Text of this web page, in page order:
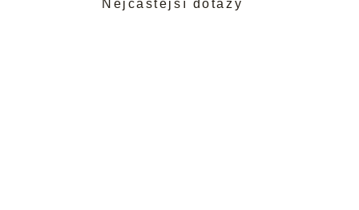
Nejčastější dotazy